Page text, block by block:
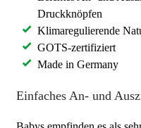
Druckknöpfen
Klimaregulierende
GOTS-zertifiziert
Made in Germany
Einfaches An- und